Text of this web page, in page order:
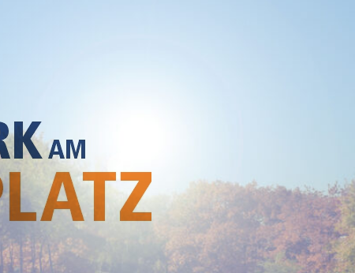
settings. You can also style every aspect of this content in the module Design